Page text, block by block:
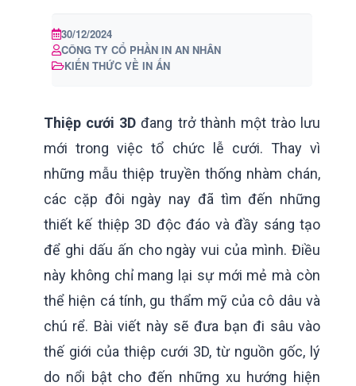
30/12/2024
CÔNG TY CỔ PHẦN IN AN NHÂN
KIẾN THỨC VỀ IN ẤN
Thiệp cưới 3D đang trở thành một trào lưu
mới trong việc tổ chức lễ cưới. Thay vì
những mẫu thiệp truyền thống nhàm chán,
các cặp đôi ngày nay đã tìm đến những
thiết kế thiệp 3D độc đáo và đầy sáng tạo
để ghi dấu ấn cho ngày vui của mình. Điều
này không chỉ mang lại sự mới mẻ mà còn
thể hiện cá tính, gu thẩm mỹ của cô dâu và
chú rể. Bài viết này sẽ đưa bạn đi sâu vào
thế giới của thiệp cưới 3D, từ nguồn gốc, lý
do nổi bật cho đến những xu hướng hiện